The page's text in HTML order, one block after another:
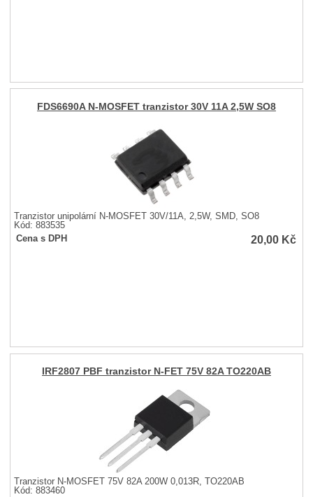
FDS6690A N-MOSFET tranzistor 30V 11A 2,5W SO8
Tranzistor unipolární N-MOSFET 30V/11A, 2,5W, SMD, SO8
Kód: 883535
Cena s DPH
20,00 Kč
IRF2807 PBF tranzistor N-FET 75V 82A TO220AB
Tranzistor N-MOSFET 75V 82A 200W 0,013R, TO220AB
Kód: 883460